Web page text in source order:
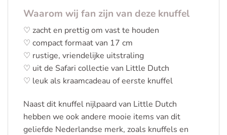
Waarom wij fan zijn van deze knuffel
♡ zacht en prettig om vast te houden
♡ compact formaat van 17 cm
♡ rustige, vriendelijke uitstraling
♡ uit de Safari collectie van Little Dutch
♡ leuk als kraamcadeau of eerste knuffel
Naast dit knuffel nijlpaard van Little Dutch
hebben we ook andere mooie items van dit
geliefde Nederlandse merk, zoals knuffels en